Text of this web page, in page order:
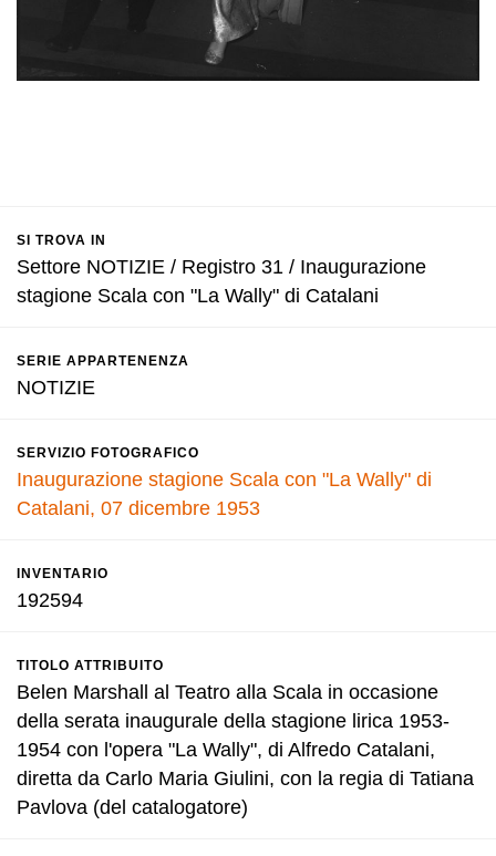
SI TROVA IN
Settore NOTIZIE / Registro 31 / Inaugurazione
stagione Scala con "La Wally" di Catalani
SERIE APPARTENENZA
NOTIZIE
SERVIZIO FOTOGRAFICO
Inaugurazione stagione Scala con "La Wally" di
Catalani, 07 dicembre 1953
INVENTARIO
192594
TITOLO ATTRIBUITO
Belen Marshall al Teatro alla Scala in occasione
della serata inaugurale della stagione lirica 1953-
1954 con l'opera "La Wally", di Alfredo Catalani,
diretta da Carlo Maria Giulini, con la regia di Tatiana
Pavlova (del catalogatore)